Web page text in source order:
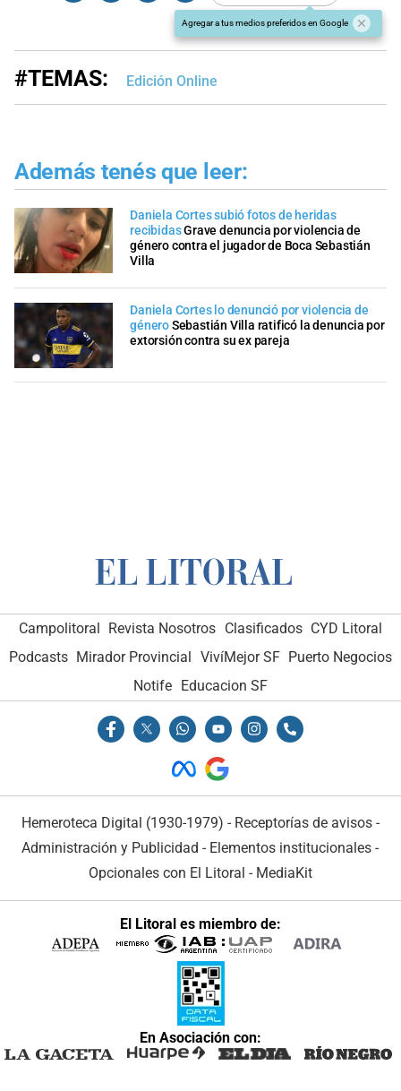
Agregar a tus medios preferidos en Google
#TEMAS: Edición Online
Además tenés que leer:
Daniela Cortes subió fotos de heridas
recibidasGrave denuncia por violencia de
género contra el jugador de Boca Sebastián
Villa
Daniela Cortes lo denunció por violencia de
géneroSebastián Villa ratificó la denuncia por
extorsión contra su ex pareja
Campolitoral Revista Nosotros Clasificados CYD Litoral
Podcasts Mirador Provincial VivíMejor SF Puerto Negocios
Notife Educacion SF
Hemeroteca Digital (1930-1979) - Receptorías de avisos -
Administración y Publicidad - Elementos institucionales -
Opcionales con El Litoral - MediaKit
El Litoral es miembro de:
En Asociación con: